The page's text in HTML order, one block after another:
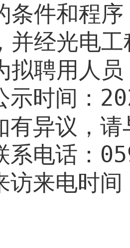
条件和程
并经光电工
拟聘用人
示时间：
有异议，
系电话：
访来电时